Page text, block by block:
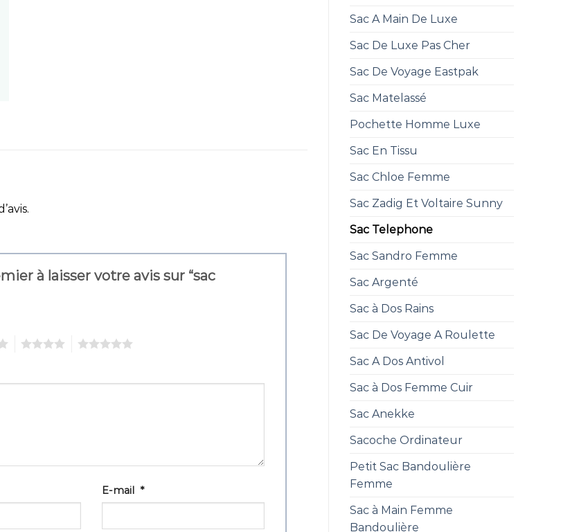
Sac A Main De Luxe
Sac De Luxe Pas Cher
Sac De Voyage Eastpak
Sac Matelassé
Pochette Homme Luxe
Sac En Tissu
Sac Chloe Femme
Sac Zadig Et Voltaire Sunny
Sac Telephone
Sac Sandro Femme
Sac Argenté
Sac à Dos Rains
Sac De Voyage A Roulette
Sac A Dos Antivol
Sac à Dos Femme Cuir
Sac Anekke
Sacoche Ordinateur
Petit Sac Bandoulière
Femme
Sac à Main Femme
Bandoulière
à laisser votre avis sur “sac
E-mail*